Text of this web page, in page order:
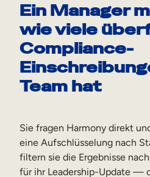
Ein Manager
wie viele
Compliance-
Team hat
Sie fragen Harmony direkt
eine Aufschlüsselung nach
filtern sie die Ergebnisse
für ihr Leadership-Update —